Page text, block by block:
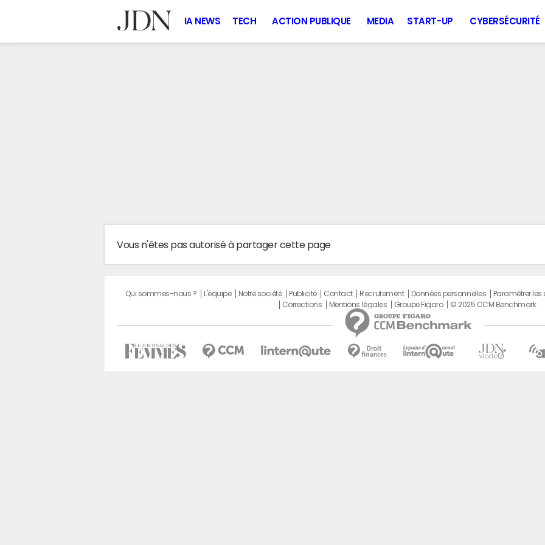
IA NEWS TECH ACTION PUBLIQUE MEDIA START-UP CYBERSÉCURITÉ
Vous n'êtes pas autorisé à partager cette page
Qui sommes-nous ? L'équipe Notre société Publicité Contact Recrutement Données personnelles Paramétrer les
Corrections
Mentions légales Groupe Figaro © 2025 CCM Benchmark